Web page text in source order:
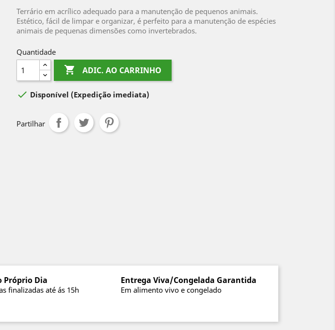
Terrário em acrílico adequado para a manutenção de pequenos animais.
Estético, fácil de limpar e organizar, é perfeito para a manutenção de espécies
animais de pequenas dimensões como invertebrados.
Quantidade
 ADIC. AO CARRINHO
 Disponível (Expedição imediata)
Partilhar
Próprio Dia
finalizadas até ás 15h
Entrega Viva/Congelada Garantida
Em alimento vivo e congelado